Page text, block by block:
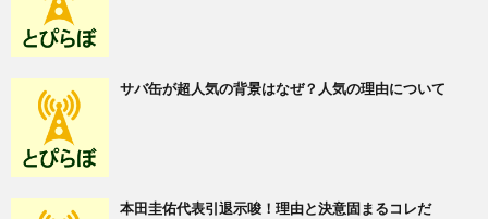
サバ缶が超人気の背景はなぜ？人気の理由について
本田圭佑代表引退示唆！理由と決意固まるコレだ